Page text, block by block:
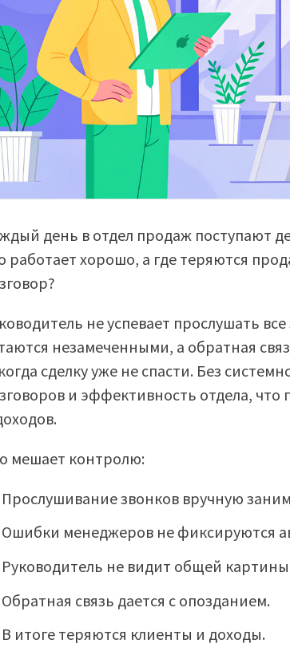
день в отдел продаж поступают
работает хорошо, а где теряются
не успевает прослушать
незамеченными, а обратная
сделку уже не спасти. Без
и эффективность отдела,
мешает контролю:
Прослушивание звонков вручную
Ошибки менеджеров не фиксируются
Руководитель не видит общей
Обратная связь дается с опозданием.
В итоге теряются клиенты и доходы.